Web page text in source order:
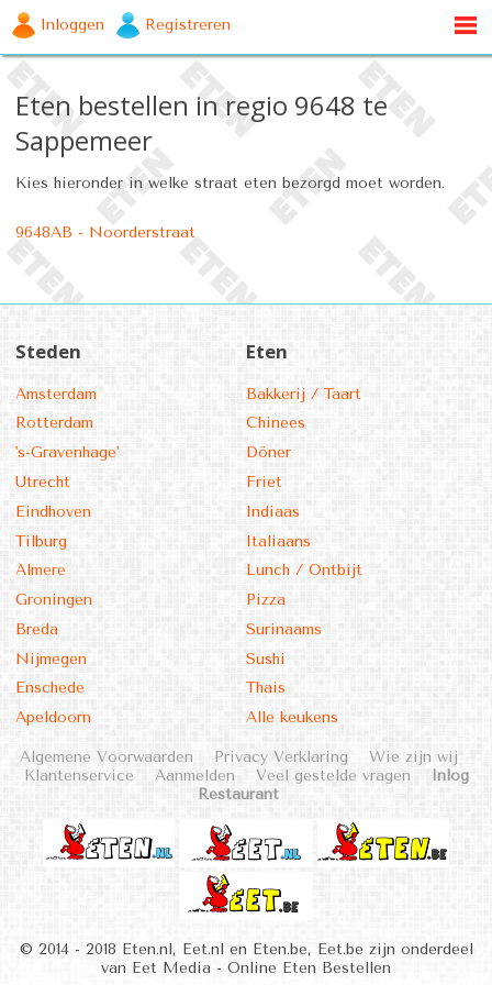
Inloggen Registreren
Eten bestellen in regio 9648 te
Sappemeer
Kies hieronder in welke straat eten bezorgd moet worden.
9648AB - Noorderstraat
Steden
Amsterdam
Rotterdam
's-Gravenhage'
Utrecht
Eindhoven
Tilburg
Almere
Groningen
Breda
Nijmegen
Enschede
Apeldoorn
Eten
Bakkerij / Taart
Chinees
Döner
Friet
Indiaas
Italiaans
Lunch / Ontbijt
Pizza
Surinaams
Sushi
Thais
Alle keukens
Algemene Voorwaarden Privacy Verklaring
Wie zijn wij
Klantenservice
Aanmelden Veel gestelde vragen
Inlog
Restaurant
© 2014 - 2018 Eten.nl, Eet.nl en Eten.be, Eet.be zijn onderdeel
van Eet Media - Online Eten Bestellen